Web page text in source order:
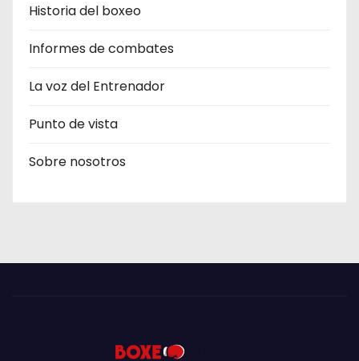
Historia del boxeo
Informes de combates
La voz del Entrenador
Punto de vista
Sobre nosotros